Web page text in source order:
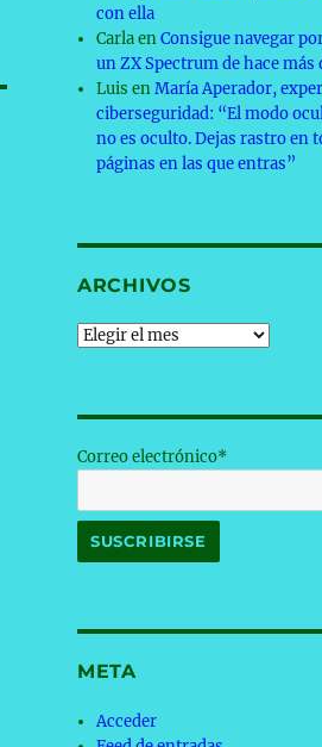
con ella
CarlaenConsigue navegar
un ZX Spectrum de hace más
Luis enMaría Aperador,
ciberseguridad: “El modo
no es oculto. Dejas rastro en
páginas en las que entras”
ARCHIVOS
Archivos
Correo electrónico*
META
Acceder